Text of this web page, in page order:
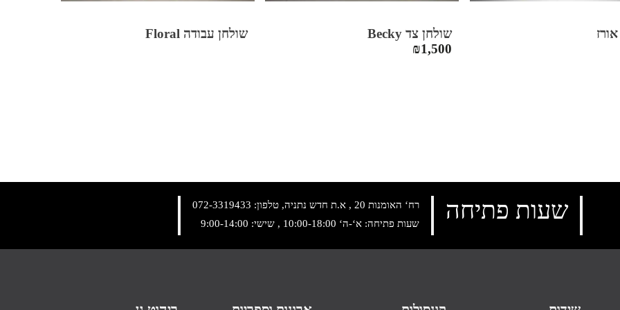
שולחן צד Becky
₪1,500
שולחן עבודה Floral
רח‘ האומנות 20 , א.ת חדש נתניה, טלפון:
072-3319433
שעות פתיחה: א‘-ה‘ 10:00-18:00 , שישי: 9:00-14:00
שעות פתיחה